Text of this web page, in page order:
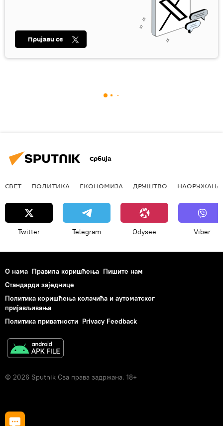
Пријави се
Србија
СВЕТ ПОЛИТИКА ЕКОНОМИЈА ДРУШТВО НАОРУЖАЊЕ
Twitter Telegram Odysee Viber
О нама Правила коришћења Пишите нам
Стандарди заједнице
Политика коришћења колачића и аутоматског
пријављивања
Политика приватности Privacy Feedback
© 2026 Sputnik Сва права задржана. 18+